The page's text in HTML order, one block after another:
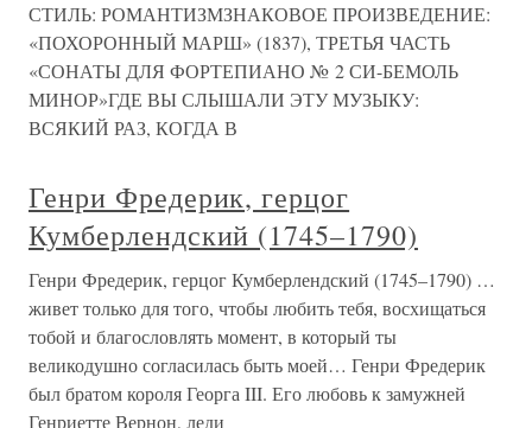
СТИЛЬ: РОМАНТИЗМЗНАКОВОЕ ПРОИЗВЕДЕНИЕ:
«ПОХОРОННЫЙ МАРШ» (1837), ТРЕТЬЯ ЧАСТЬ
«СОНАТЫ ДЛЯ ФОРТЕПИАНО № 2 СИ-БЕМОЛЬ
МИНОР»ГДЕ ВЫ СЛЫШАЛИ ЭТУ МУЗЫКУ:
ВСЯКИЙ РАЗ, КОГДА В
Генри Фредерик, герцог
Кумберлендский (1745–1790)
Генри Фредерик, герцог Кумберлендский (1745–1790) …
живет только для того, чтобы любить тебя, восхищаться
тобой и благословлять момент, в который ты
великодушно согласилась быть моей… Генри Фредерик
был братом короля Георга III. Его любовь к замужней
Генриетте Вернон, леди